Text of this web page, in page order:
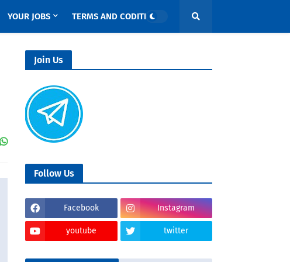
YOUR JOBS TERMS AND CODITIONS
Join Us
Follow Us
Facebook Instagram
youtube twitter